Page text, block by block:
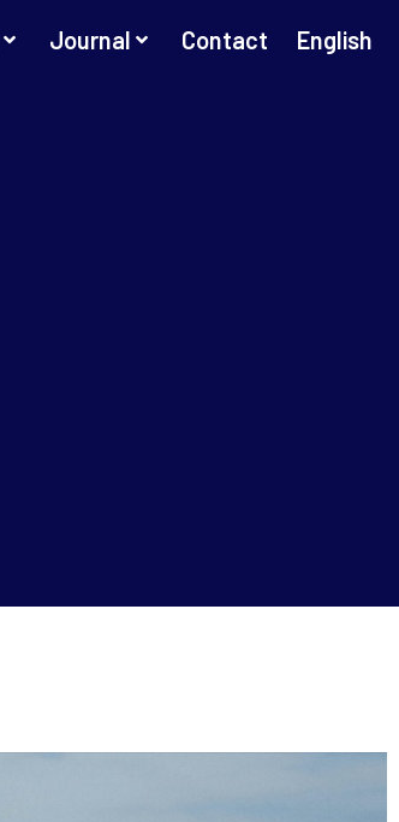
Journal Contact English